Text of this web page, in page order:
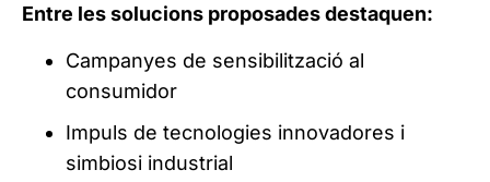
Entre les solucions proposades destaquen:
Campanyes de sensibilització al
consumidor
Impuls de tecnologies innovadores i
simbiosi industrial